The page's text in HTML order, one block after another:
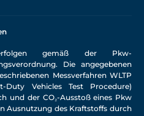
gemäß der Pkw-
Die angegebenen
Messverfahren WLTP
Duty Vehicles Test Procedure)
und der CO₂-Ausstoß eines Pkw
Ausnutzung des Kraftstoffs durch